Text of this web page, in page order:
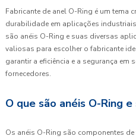
Fabricante de anel O-Ring é um tema
durabilidade em aplicações
são anéis O-Ring e suas diversas
valiosas para escolher o fabricante
garantir a eficiência e a segurança
fornecedores.
O que são anéis O-Ring
Os anéis O-Ring são componentes